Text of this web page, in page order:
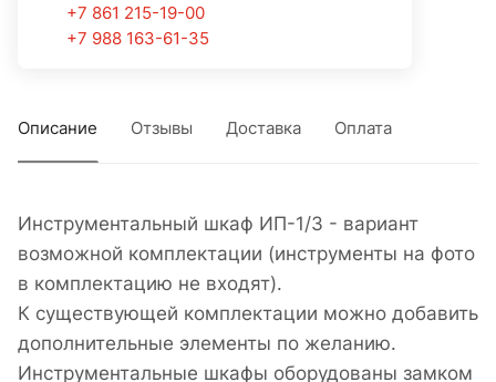
+7 861 215-19-00
+7 988 163-61-35
Описание Отзывы Доставка Оплата
Инструментальный шкаф ИП-1/3 - вариант
возможной комплектации (инструменты на фото
в комплектацию не входят).
К существующей комплектации можно добавить
дополнительные элементы по желанию.
Инструментальные шкафы оборудованы замком